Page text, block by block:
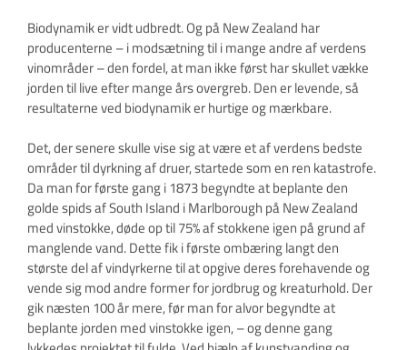
Biodynamik er vidt udbredt. Og på New Zealand har
producenterne – i modsætning til i mange andre af verdens
vinområder – den fordel, at man ikke først har skullet vække
jorden til live efter mange års overgreb. Den er levende, så
resultaterne ved biodynamik er hurtige og mærkbare.
Det, der senere skulle vise sig at være et af verdens bedste
områder til dyrkning af druer, startede som en ren katastrofe.
Da man for første gang i 1873 begyndte at beplante den
golde spids af South Island i Marlborough på New Zealand
med vinstokke, døde op til 75% af stokkene igen på grund af
manglende vand. Dette fik i første ombæring langt den
største del af vindyrkerne til at opgive deres forehavende og
vende sig mod andre former for jordbrug og kreaturhold. Der
gik næsten 100 år mere, før man for alvor begyndte at
beplante jorden med vinstokke igen, – og denne gang